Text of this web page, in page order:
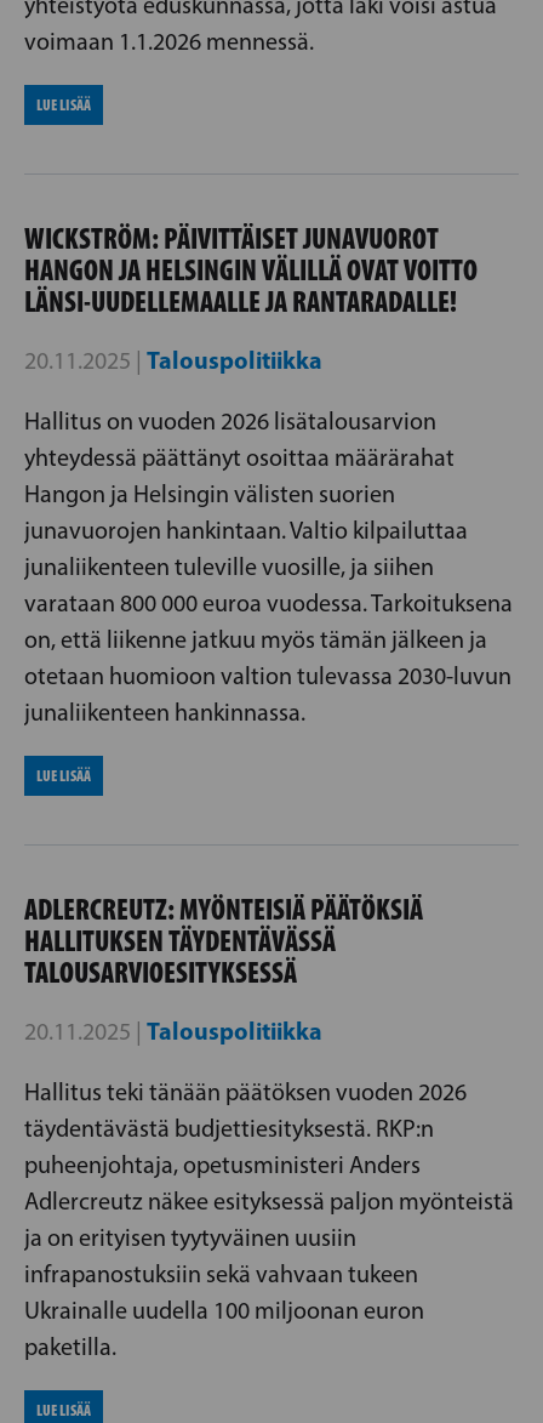
voimaan 1.1.2026 mennessä.
LUE LISÄÄ
WICKSTRÖM: PÄIVITTÄISET JUNAVUOROT
HANGON JA HELSINGIN VÄLILLÄ OVAT VOITTO
LÄNSI-UUDELLEMAALLE JA RANTARADALLE!
20.11.2025 | Talouspolitiikka
Hallitus on vuoden 2026 lisätalousarvion
yhteydessä päättänyt osoittaa määrärahat
Hangon ja Helsingin välisten suorien
junavuorojen hankintaan. Valtio kilpailuttaa
junaliikenteen tuleville vuosille, ja siihen
varataan 800 000 euroa vuodessa. Tarkoituksena
on, että liikenne jatkuu myös tämän jälkeen ja
otetaan huomioon valtion tulevassa 2030-luvun
junaliikenteen hankinnassa.
LUE LISÄÄ
ADLERCREUTZ: MYÖNTEISIÄ PÄÄTÖKSIÄ
HALLITUKSEN TÄYDENTÄVÄSSÄ
TALOUSARVIOESITYKSESSÄ
20.11.2025 | Talouspolitiikka
Hallitus teki tänään päätöksen vuoden 2026
täydentävästä budjettiesityksestä. RKP:n
puheenjohtaja, opetusministeri Anders
Adlercreutz näkee esityksessä paljon myönteistä
ja on erityisen tyytyväinen uusiin
infrapanostuksiin sekä vahvaan tukeen
Ukrainalle uudella 100 miljoonan euron
paketilla.
LUE LISÄÄ